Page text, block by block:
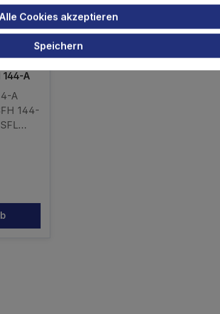
144-A
A
144-
Alle Cookies akzeptieren
Speichern